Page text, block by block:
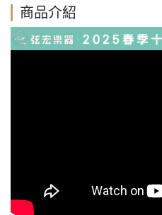
商品介紹